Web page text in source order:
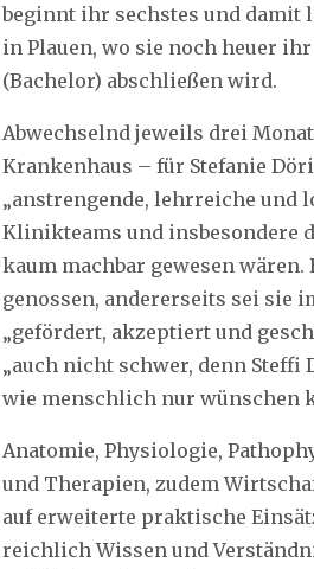
beginnt ihr sechstes und damit
in Plauen, wo sie noch heuer
(Bachelor) abschließen wird.
Abwechselnd jeweils drei
Krankenhaus – für Stefanie
„anstrengende, lehrreiche und
Klinikteams und insbesondere
kaum machbar gewesen
genossen, andererseits sei sie
„gefördert, akzeptiert und
„auch nicht schwer, denn
wie menschlich nur wünschen
Anatomie, Physiologie,
und Therapien, zudem
auf erweiterte praktische
reichlich Wissen und